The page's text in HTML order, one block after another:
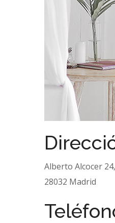
Alberto Alcocer
28032 Madrid